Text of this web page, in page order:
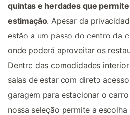
quintas e herdades que
estimação. Apesar da
estão a um passo do centro da
onde poderá aproveitar os
Dentro das comodidades
salas de estar com direto
garagem para estacionar o
nossa seleção permite a